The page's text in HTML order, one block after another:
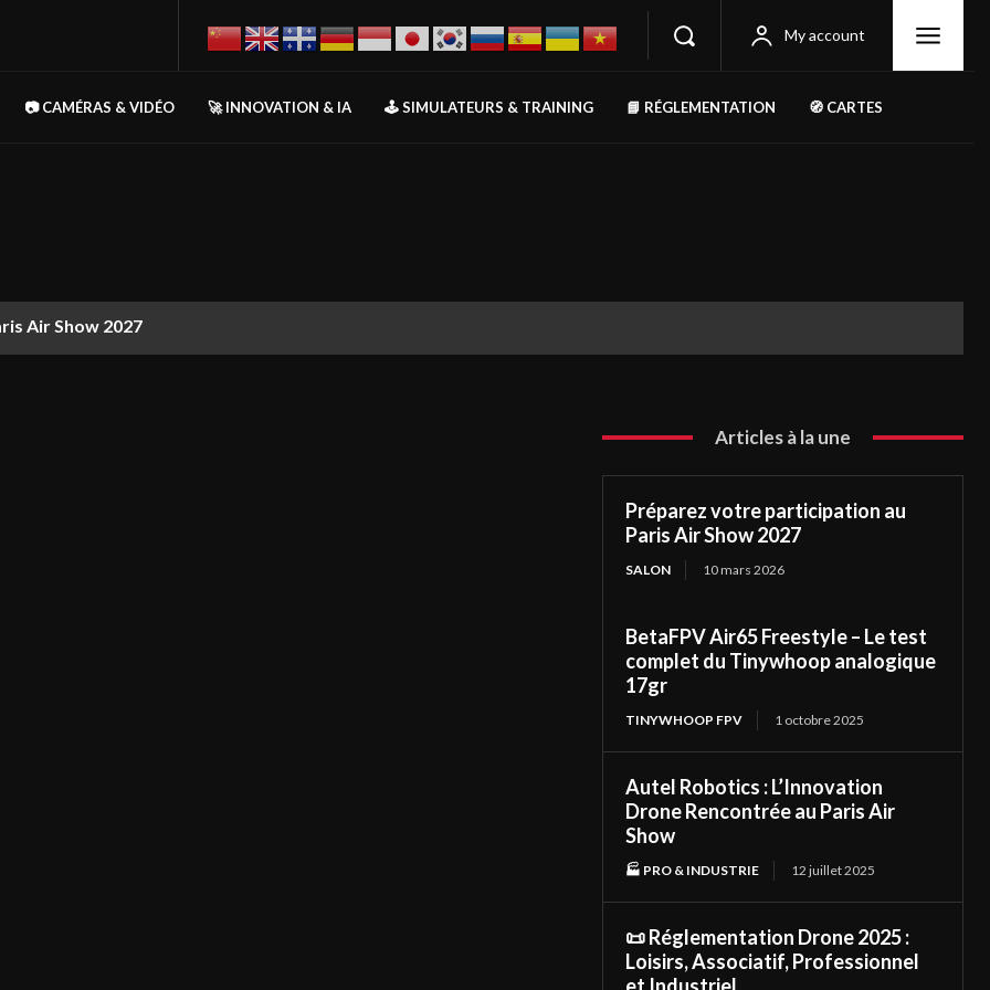
My account
📷 CAMÉRAS & VIDÉO 🚀 INNOVATION & IA 🕹️ SIMULATEURS & TRAINING 📘 RÉGLEMENTATION 🧭 CARTES
Air Show 2027
Articles à la une
Préparez votre participation au
Paris Air Show 2027
SALON 10 mars 2026
BetaFPV Air65 Freestyle – Le test
complet du Tinywhoop analogique
17gr
TINYWHOOP FPV 1 octobre 2025
Autel Robotics : L’Innovation
Drone Rencontrée au Paris Air
Show
🏭 PRO & INDUSTRIE 12 juillet 2025
📜 Réglementation Drone 2025 :
Loisirs, Associatif, Professionnel